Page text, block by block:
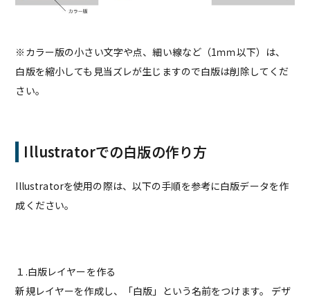
※カラー版の小さい文字や点、細い線など（1ｍｍ以下）は、
白版を縮小しても見当ズレが生じますので白版は削除してくだ
さい。
Illustratorでの白版の作り方
Illustratorを使用の際は、以下の手順を参考に白版データを作
成ください。
１.白版レイヤーを作る
新規レイヤーを作成し、「白版」という名前をつけます。 デザ